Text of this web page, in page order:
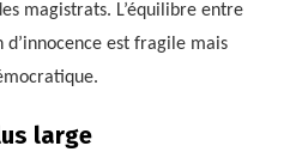
magistrats. L’équilibre entre
est fragile mais
large